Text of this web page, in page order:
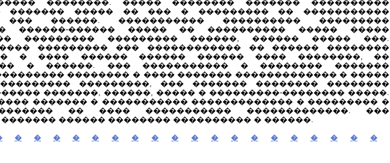
��������. ����� �������� ������� ����������
������� ����� �� ��� � ��������� �� �����������
��� ������. ����������� ���������� ���������
������-������ ����� �� ���������� ����� �����
��������� ��������� ������, ������ ����� ���.
��������� ��� ������������ �� ������ ��������
� ���� ������ ������ ������ ���� ��������, ��
� ������. ��� ����������� � �������� �������
�������� � ���� ������� ������������� � �����
���������, ��� ������� �������� ��������
�������, ������, ����� � ���������-�������� �����.
������� � ����������� ������������� � ��������� �
�� ���� ����������� �������������. ���
������ �������� ���������� � ������.
� � � � � � � � � � � � � � � � � � �